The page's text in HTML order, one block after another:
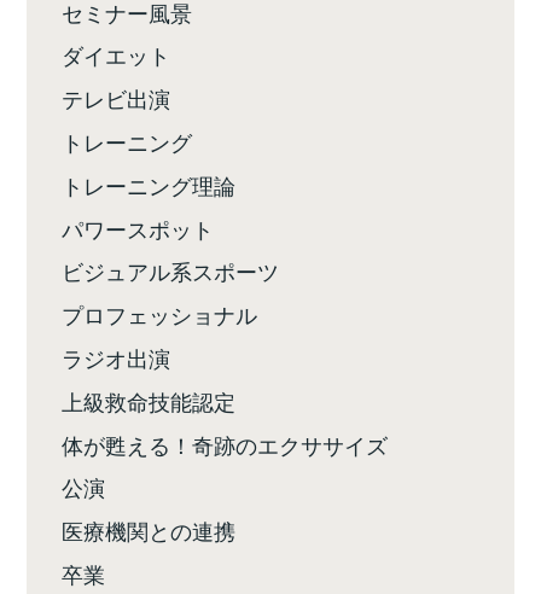
セミナー風景
ダイエット
テレビ出演
トレーニング
トレーニング理論
パワースポット
ビジュアル系スポーツ
プロフェッショナル
ラジオ出演
上級救命技能認定
体が甦える！奇跡のエクササイズ
公演
医療機関との連携
卒業